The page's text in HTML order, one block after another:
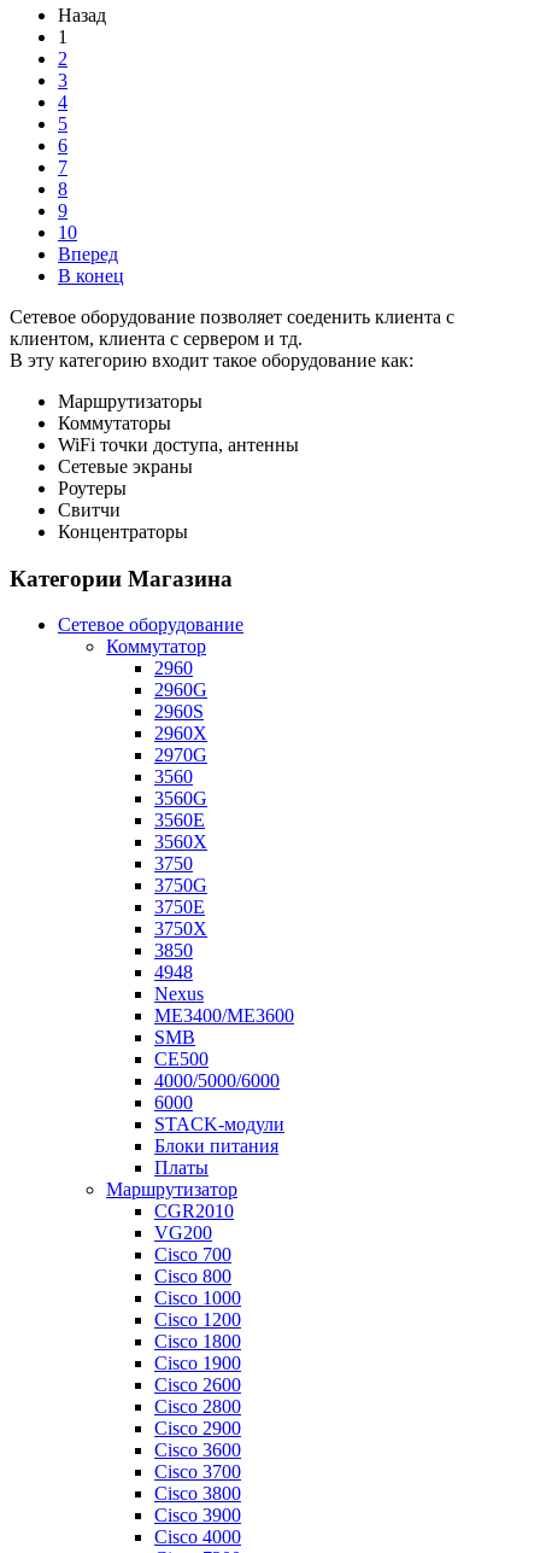
Назад
1
2
3
4
5
6
7
8
9
10
Вперед
В конец
Сетевое оборудование позволяет соеденить клиента с
клиентом, клиента с сервером и тд.
В эту категорию входит такое оборудование как:
Маршрутизаторы
Коммутаторы
WiFi точки доступа, антенны
Сетевые экраны
Роутеры
Свитчи
Концентраторы
Категории Магазина
Сетевое оборудование
Коммутатор
2960
2960G
2960S
2960X
2970G
3560
3560G
3560E
3560X
3750
3750G
3750E
3750X
3850
4948
Nexus
ME3400/ME3600
SMB
CE500
4000/5000/6000
6000
STACK-модули
Блоки питания
Платы
Маршрутизатор
CGR2010
VG200
Cisco 700
Cisco 800
Cisco 1000
Cisco 1200
Cisco 1800
Cisco 1900
Cisco 2600
Cisco 2800
Cisco 2900
Cisco 3600
Cisco 3700
Cisco 3800
Cisco 3900
Cisco 4000